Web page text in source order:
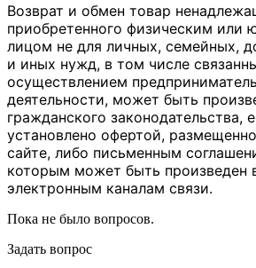
Возврат и обмен товар
приобретенного физическим или
лицом не для личных, семейных,
и иных нужд, в том числе
осуществлением
деятельности, может быть
гражданского законодательства,
установлено офертой,
сайте, либо письменным
которым может быть произведен
электронным каналам связи.
Пока не было вопросов.
Задать вопрос